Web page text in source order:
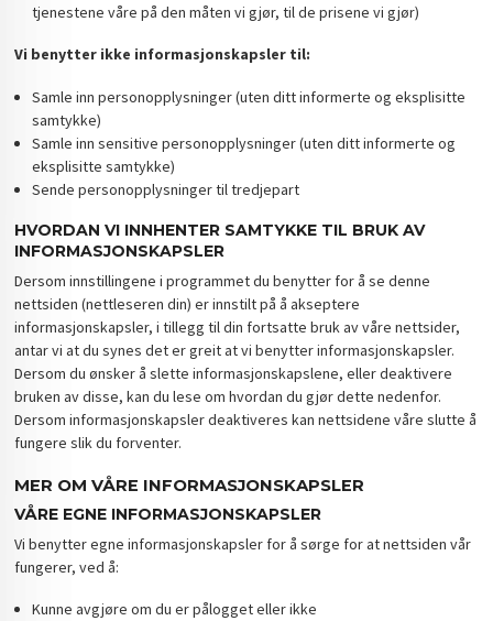
tjenestene våre på den måten vi gjør, til de prisene vi gjør)
Vi benytter ikke informasjonskapsler til:
Samle inn personopplysninger (uten ditt informerte og eksplisitte
samtykke)
Samle inn sensitive personopplysninger (uten ditt informerte og
eksplisitte samtykke)
Sende personopplysninger til tredjepart
HVORDAN VI INNHENTER SAMTYKKE TIL BRUK AV
INFORMASJONSKAPSLER
Dersom innstillingene i programmet du benytter for å se denne
nettsiden (nettleseren din) er innstilt på å akseptere
informasjonskapsler, i tillegg til din fortsatte bruk av våre nettsider,
antar vi at du synes det er greit at vi benytter informasjonskapsler.
Dersom du ønsker å slette informasjonskapslene, eller deaktivere
bruken av disse, kan du lese om hvordan du gjør dette nedenfor.
Dersom informasjonskapsler deaktiveres kan nettsidene våre slutte å
fungere slik du forventer.
MER OM VÅRE INFORMASJONSKAPSLER
VÅRE EGNE INFORMASJONSKAPSLER
Vi benytter egne informasjonskapsler for å sørge for at nettsiden vår
fungerer, ved å:
Kunne avgjøre om du er pålogget eller ikke